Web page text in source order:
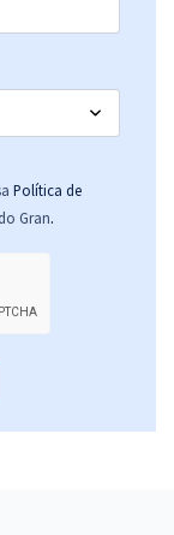
Política de
Gran.